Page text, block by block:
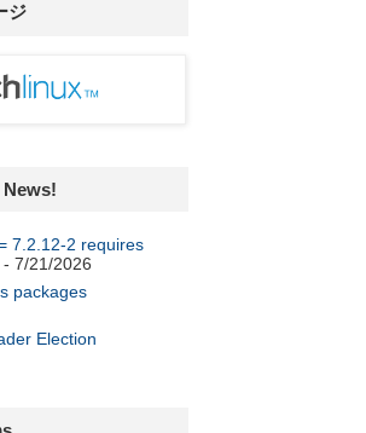
ジ
7.2.12-2 requires
- 7/21/2026
packages
Election